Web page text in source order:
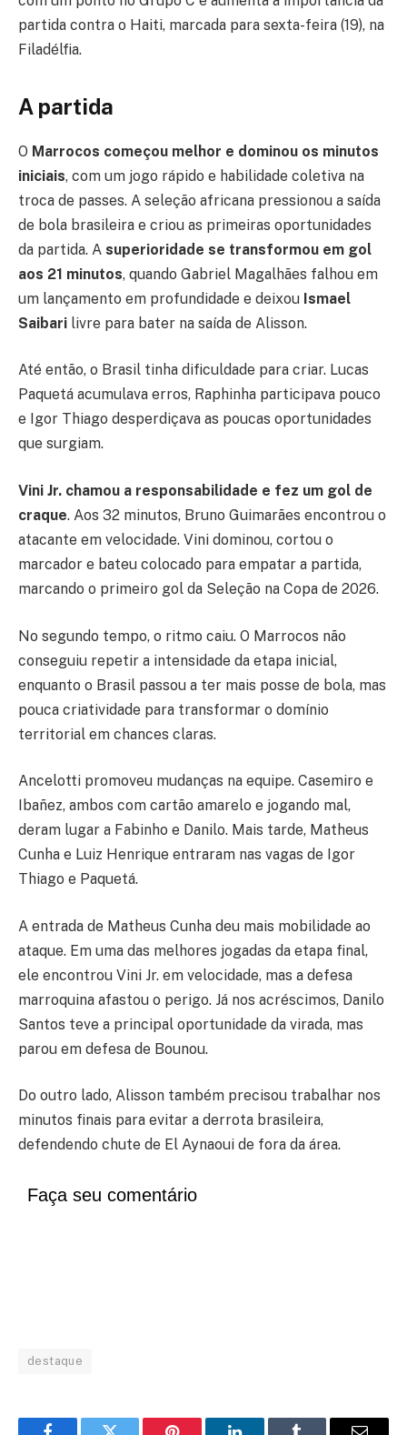
partida contra o Haiti, marcada para sexta-feira (19), na
Filadélfia.
A partida
O Marrocos começou melhor e dominou os minutos
iniciais, com um jogo rápido e habilidade coletiva na
troca de passes. A seleção africana pressionou a saída
de bola brasileira e criou as primeiras oportunidades
da partida. A superioridade se transformou em gol
aos 21 minutos, quando Gabriel Magalhães falhou em
um lançamento em profundidade e deixou Ismael
Saibari livre para bater na saída de Alisson.
Até então, o Brasil tinha dificuldade para criar. Lucas
Paquetá acumulava erros, Raphinha participava pouco
e Igor Thiago desperdiçava as poucas oportunidades
que surgiam.
Vini Jr. chamou a responsabilidade e fez um gol de
craque. Aos 32 minutos, Bruno Guimarães encontrou o
atacante em velocidade. Vini dominou, cortou o
marcador e bateu colocado para empatar a partida,
marcando o primeiro gol da Seleção na Copa de 2026.
No segundo tempo, o ritmo caiu. O Marrocos não
conseguiu repetir a intensidade da etapa inicial,
enquanto o Brasil passou a ter mais posse de bola, mas
pouca criatividade para transformar o domínio
territorial em chances claras.
Ancelotti promoveu mudanças na equipe. Casemiro e
Ibañez, ambos com cartão amarelo e jogando mal,
deram lugar a Fabinho e Danilo. Mais tarde, Matheus
Cunha e Luiz Henrique entraram nas vagas de Igor
Thiago e Paquetá.
A entrada de Matheus Cunha deu mais mobilidade ao
ataque. Em uma das melhores jogadas da etapa final,
ele encontrou Vini Jr. em velocidade, mas a defesa
marroquina afastou o perigo. Já nos acréscimos, Danilo
Santos teve a principal oportunidade da virada, mas
parou em defesa de Bounou.
Do outro lado, Alisson também precisou trabalhar nos
minutos finais para evitar a derrota brasileira,
defendendo chute de El Aynaoui de fora da área.
Faça seu comentário
destaque